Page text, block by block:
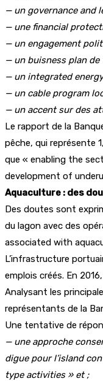
— un governance and
— une financial
— un engagement
— un buisness plan
— un integrated
— un cable program
— un accent sur des
Le rapport de la
pêche, qui représente
que « enabling the
development of
Aquaculture : des
Des doutes sont
du lagon avec des
associated with
L’infrastructure
emplois créés. En
Analysant les
représentants de la
Une tentative de
— une approche
digue pour l’island
type activities » et ;